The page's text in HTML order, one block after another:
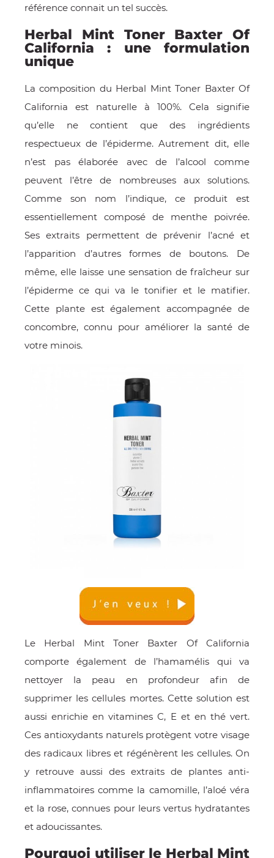
référence connait un tel succès.
Herbal Mint Toner Baxter Of
California : une formulation
unique
La composition du Herbal Mint Toner Baxter Of
California est naturelle à 100%. Cela signifie
qu’elle ne contient que des ingrédients
respectueux de l’épiderme. Autrement dit, elle
n’est pas élaborée avec de l’alcool comme
peuvent l’être de nombreuses aux solutions.
Comme son nom l’indique, ce produit est
essentiellement composé de menthe poivrée.
Ses extraits permettent de prévenir l’acné et
l’apparition d’autres formes de boutons. De
même, elle laisse une sensation de fraîcheur sur
l’épiderme ce qui va le tonifier et le matifier.
Cette plante est également accompagnée de
concombre, connu pour améliorer la santé de
votre minois.
Le Herbal Mint Toner Baxter Of California
comporte également de l’hamamélis qui va
nettoyer la peau en profondeur afin de
supprimer les cellules mortes. Cette solution est
aussi enrichie en vitamines C, E et en thé vert.
Ces antioxydants naturels protègent votre visage
des radicaux libres et régénèrent les cellules. On
y retrouve aussi des extraits de plantes anti-
inflammatoires comme la camomille, l’aloé véra
et la rose, connues pour leurs vertus hydratantes
et adoucissantes.
Pourquoi utiliser le Herbal Mint